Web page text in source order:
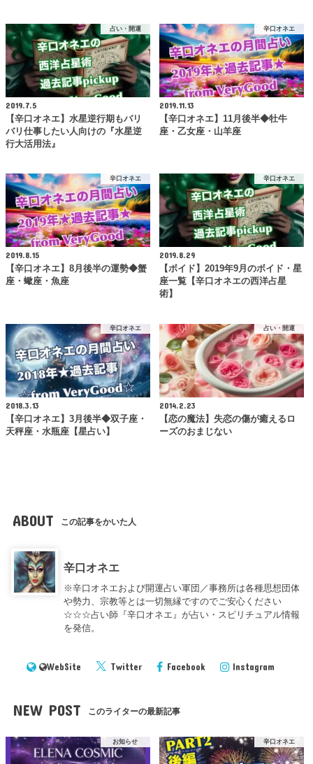
占い・開運
2019.7.5
【辛口オネエ】水星逆行期もバリ
バリ仕事したい人向けの『水星逆
行大活用法』
辛口オネエ
2019.11.13
【辛口オネエ】11月後半◆牡牛
座・乙女座・山羊座
辛口オネエ
2019.8.15
【辛口オネエ】8月後半の運勢◆蟹
座・蠍座・魚座
辛口オネエ
2019.8.29
【ボイド】2019年9月のボイド・星
座一覧【辛口オネエの西洋占星
術】
辛口オネエ
2018.3.13
【辛口オネエ】3月後半◆双子座・
天秤座・水瓶座【星占い】
占い・開運
2014.2.23
【恋の魔法】失恋の傷が癒えるロ
ーズのおまじない
ABOUT この記事をかいた人
辛口オネエ
※辛口オネエおよび開運占い軍団／事務所は各種思想団体
や勢力、宗教等とは一切無縁ですのでご安心ください
☆☆☆占い師『辛口オネエ』が占い・スピリチュアル情報
を発信。
WebSite Twitter Facebook Instagram
NEW POST このライターの最新記事
お知らせ 辛口オネエ